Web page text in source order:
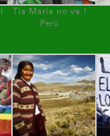
Tía María no va !
Perú